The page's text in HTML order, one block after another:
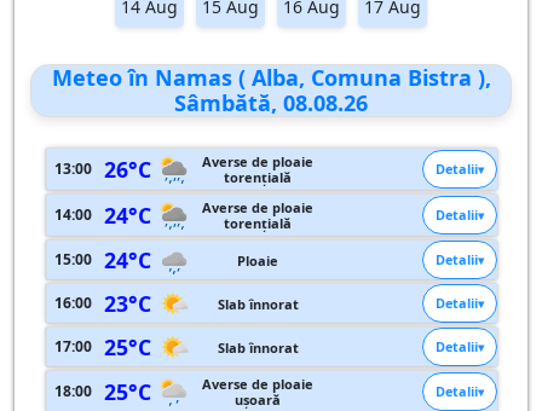
14 Aug 15 Aug 16 Aug 17 Aug
Meteo în Namas ( Alba, Comuna Bistra ),
Sâmbătă, 08.08.26
13:00 26°C
Averse de ploaie
torențială
Detalii
14:00 24°C
Averse de ploaie
torențială
Detalii
15:00 24°C Ploaie Detalii
16:00 23°C Slab înnorat Detalii
17:00 25°C Slab înnorat Detalii
18:00 25°C
Averse de ploaie
ușoară
Detalii